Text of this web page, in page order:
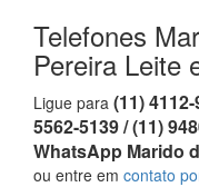
Telefones
Pereira Leite
Ligue para (11)
5562-5139 / (11)
WhatsApp Marido
ou entre em contato